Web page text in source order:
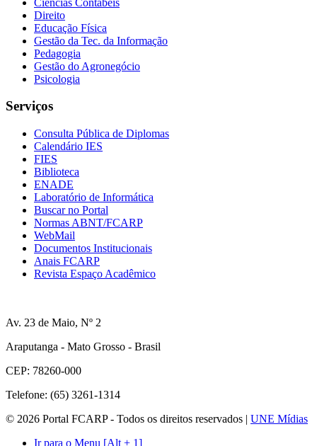
Direito
Educação Física
Gestão da Tec. da Informação
Pedagogia
Gestão do Agronegócio
Psicologia
Serviços
Consulta Pública de Diplomas
Calendário IES
FIES
Biblioteca
ENADE
Laboratório de Informática
Buscar no Portal
Normas ABNT/FCARP
WebMail
Documentos Institucionais
Anais FCARP
Revista Espaço Acadêmico
Av. 23 de Maio, Nº 2
Araputanga - Mato Grosso - Brasil
CEP: 78260-000
Telefone: (65) 3261-1314
© 2026 Portal FCARP - Todos os direitos reservados | UNE Mídias
Ir para o Menu [Alt + 1]